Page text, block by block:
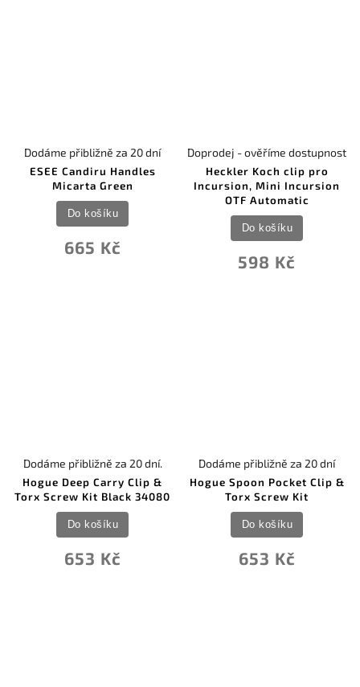
ESEE Candiru Handles
Micarta Green
Dodáme přibližně za 20 dní
665 Kč
Do košíku
Heckler Koch clip pro
Incursion, Mini Incursion
OTF Automatic
Doprodej - ověříme dostupnost
598 Kč
Do košíku
Hogue Deep Carry Clip &
Torx Screw Kit Black 34080
Dodáme přibližně za 20 dní.
653 Kč
Do košíku
Hogue Spoon Pocket Clip &
Torx Screw Kit
Dodáme přibližně za 20 dní
653 Kč
Do košíku